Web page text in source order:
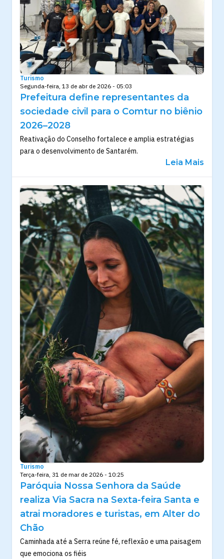
Turismo
Segunda-feira, 13 de abr de 2026 - 05:03
Prefeitura define representantes da
sociedade civil para o Comtur no biênio
2026–2028
Reativação do Conselho fortalece e amplia estratégias
para o desenvolvimento de Santarém.
Leia Mais
Turismo
Terça-feira, 31 de mar de 2026 - 10:25
Paróquia Nossa Senhora da Saúde
realiza Via Sacra na Sexta-feira Santa e
atrai moradores e turistas, em Alter do
Chão
Caminhada até a Serra reúne fé, reflexão e uma paisagem
que emociona os fiéis